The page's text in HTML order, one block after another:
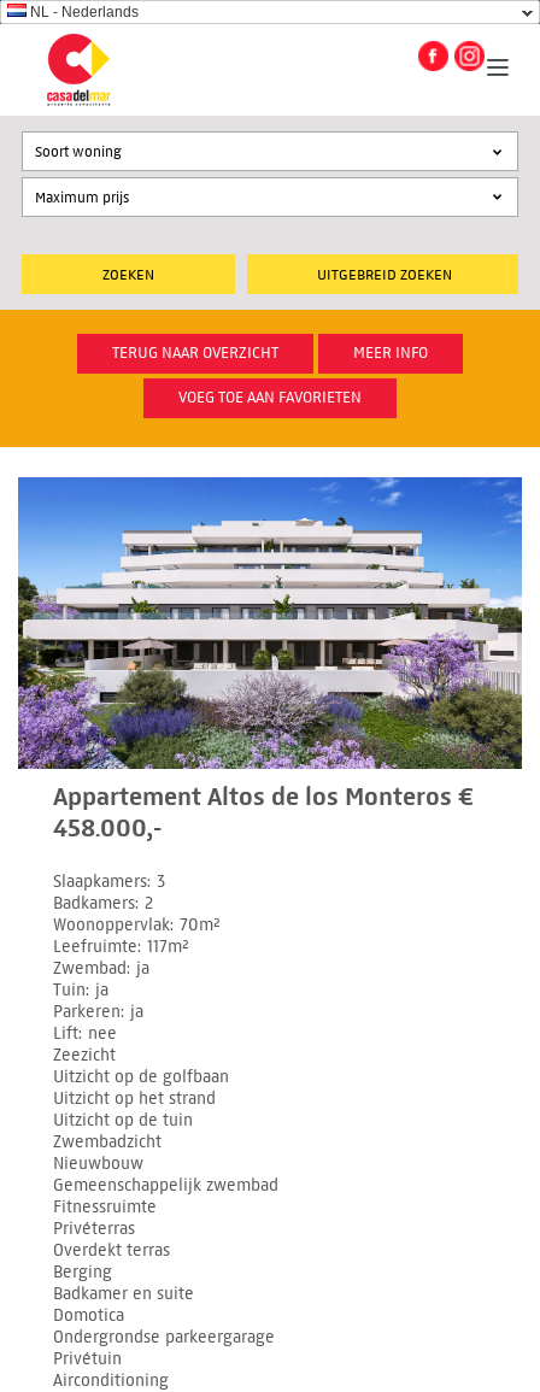
NL - Nederlands
UITGEBREID ZOEKEN
Soort woning
TERUG NAAR OVERZICHT MEER INFO
VOEG TOE AAN FAVORIETEN
Appartement Altos de los Monteros €
458.000,-
Slaapkamers 3
Badkamers 2
Woonoppervlak 70m²
Leefruimte 117m²
Zwembad ja
Tuin ja
Parkeren ja
Lift nee
Zeezicht
Uitzicht op de golfbaan
Uitzicht op het strand
Uitzicht op de tuin
Zwembadzicht
Nieuwbouw
Gemeenschappelijk zwembad
Fitnessruimte
Privéterras
Overdekt terras
Berging
Badkamer en suite
Domotica
Ondergrondse parkeergarage
Privétuin
Airconditioning